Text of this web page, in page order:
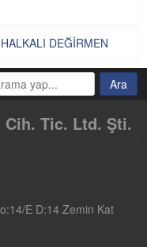
DEĞİRMEN
Cih. Tic. Ltd. Şti.
E D:14 Zemin Kat